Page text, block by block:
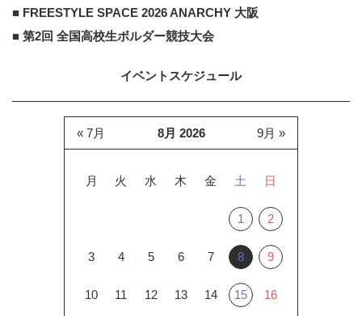
■ FREESTYLE SPACE 2026 ANARCHY 大阪
■ 第2回 全国高校生ボルダー競技大会
イベントスケジュール
8月 2026
月 火 水 木 金 土 日
1 2
3 4 5 6 7 8 9
10 11 12 13 14 15 16
« 7月 9月 »